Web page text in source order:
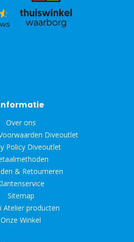
Over ons
Diveoutlet
Policy Diveoutlet
& Retourneren
Sitemap
Atelier producten
Onze Winkel